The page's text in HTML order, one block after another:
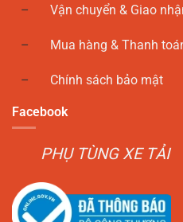
Vận chuyển & Giao
Mua hàng & Thanh
Chính sách bảo mật
Facebook
PHỤ TÙNG XE TẢI